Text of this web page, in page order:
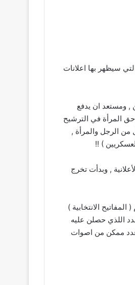
سيظهر بها اعلانات
ومستعد ان يدفع
المرأة في الترشيح
من الرجل والمرأة ,
) !!
, وبدأت تخرج
الانتخابية )
اللذي حصلن عليه
عدد ممكن من اصوات